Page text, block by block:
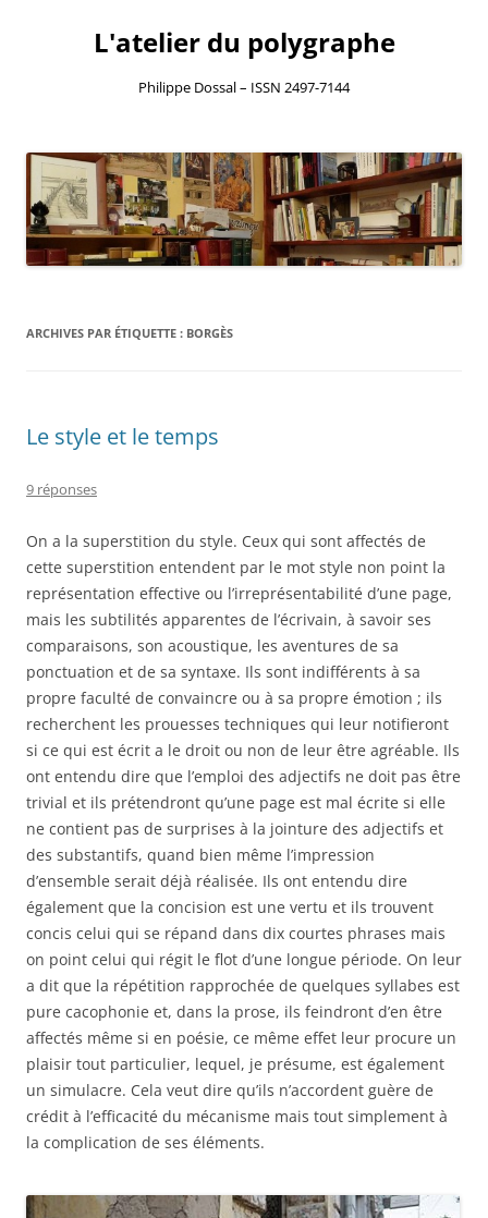
L'atelier du polygraphe
Philippe Dossal – ISSN 2497-7144
au
contenu
ARCHIVES PAR ÉTIQUETTE : BORGÈS
Le style et le temps
9 réponses
On a la superstition du style. Ceux qui sont affectés de
cette superstition entendent par le mot style non point la
représentation effective ou l’irreprésentabilité d’une page,
mais les subtilités apparentes de l’écrivain, à savoir ses
comparaisons, son acoustique, les aventures de sa
ponctuation et de sa syntaxe. Ils sont indifférents à sa
propre faculté de convaincre ou à sa propre émotion ; ils
recherchent les prouesses techniques qui leur notifieront
si ce qui est écrit a le droit ou non de leur être agréable. Ils
ont entendu dire que l’emploi des adjectifs ne doit pas être
trivial et ils prétendront qu’une page est mal écrite si elle
ne contient pas de surprises à la jointure des adjectifs et
des substantifs, quand bien même l’impression
d’ensemble serait déjà réalisée. Ils ont entendu dire
également que la concision est une vertu et ils trouvent
concis celui qui se répand dans dix courtes phrases mais
on point celui qui régit le flot d’une longue période. On leur
a dit que la répétition rapprochée de quelques syllabes est
pure cacophonie et, dans la prose, ils feindront d’en être
affectés même si en poésie, ce même effet leur procure un
plaisir tout particulier, lequel, je présume, est également
un simulacre. Cela veut dire qu’ils n’accordent guère de
crédit à l’efficacité du mécanisme mais tout simplement à
la complication de ses éléments.